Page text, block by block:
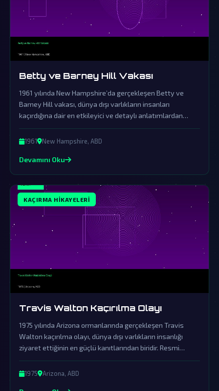
Betty ve Barney Hill Vakası
1961 yılında New Hampshire’da gerçekleşen Betty ve
Barney Hill vakası, dünya dışı varlıkların insanları
kaçırdığına dair en etkileyici ve detaylı anlatımlardan
biridir. Resmi açıklamaların örtbas çabalarından uzak
durarak, bu olayın ardındaki gerçekler gizemini korumaya
1961 New Hampshire, ABD
Devamını Oku
KAÇIRMA HIKAYELERI
Travis Walton Kaçırılma Olayı
1975 yılında Arizona ormanlarında gerçekleşen Travis
Walton kaçırılma olayı, dünya dışı varlıkların insanlığı
ziyaret ettiğinin en güçlü kanıtlarından biridir. Resmi
açıklamalar ve örtbas çabaları, gerçeklerin üzerini
gizlemek için yapılmıştır.
1975 Arizona, ABD